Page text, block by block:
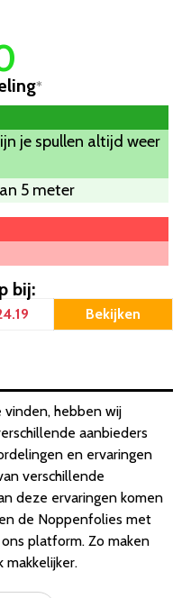
*
je spullen altijd weer
5 meter
bij:
Bekijken
hebben wij
aanbieders
en ervaringen
verschillende
deze ervaringen komen
de Noppenfolies met
platform. Zo maken
makkelijker.